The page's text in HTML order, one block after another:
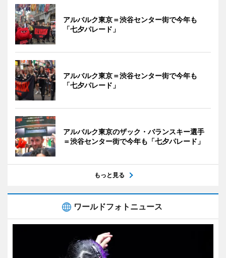
アルバルク東京＝渋谷センター街で今年も
「七夕パレード」
アルバルク東京＝渋谷センター街で今年も
「七夕パレード」
アルバルク東京のザック・バランスキー選手
＝渋谷センター街で今年も「七夕パレード」
もっと見る
ワールドフォトニュース